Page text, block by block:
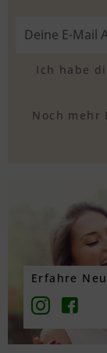
Ich habe
Noch mehr
Erfahre